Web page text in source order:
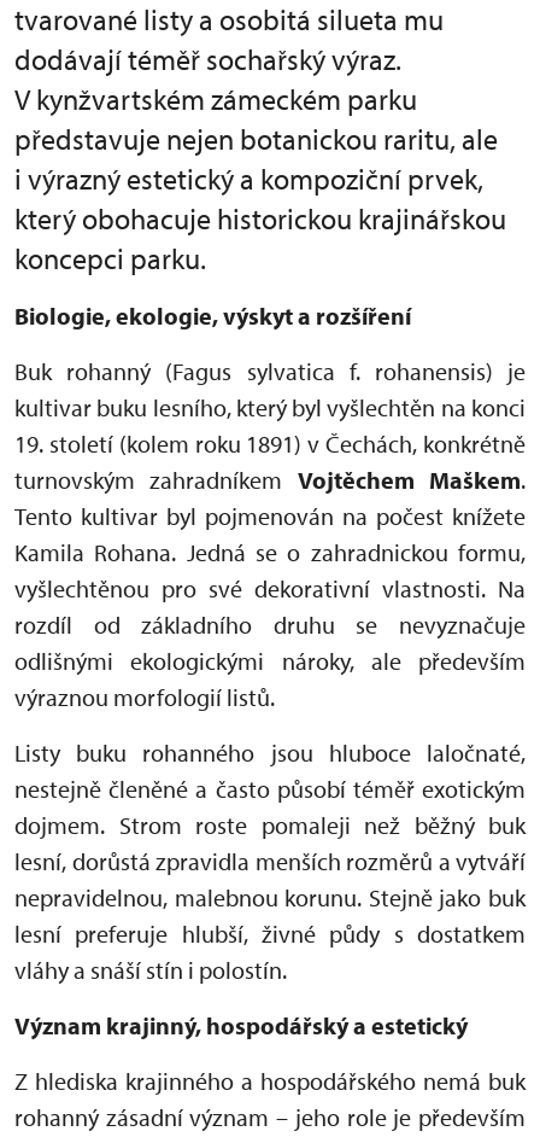
tvarované listy a osobitá silueta mu
dodávají téměř sochařský výraz.
V kynžvartském zámeckém parku
představuje nejen botanickou raritu, ale
i výrazný estetický a kompoziční prvek,
který obohacuje historickou krajinářskou
koncepci parku.
Biologie, ekologie, výskyt a rozšíření
Buk rohanný (Fagus sylvatica f. rohanensis) je
kultivar buku lesního, který byl vyšlechtěn na konci
19. století (kolem roku 1891) v Čechách, konkrétně
turnovským zahradníkem Vojtěchem Maškem.
Tento kultivar byl pojmenován na počest knížete
Kamila Rohana. Jedná se o zahradnickou formu,
vyšlechtěnou pro své dekorativní vlastnosti. Na
rozdíl od základního druhu se nevyznačuje
odlišnými ekologickými nároky, ale především
výraznou morfologií listů.
Listy buku rohanného jsou hluboce laločnaté,
nestejně členěné a často působí téměř exotickým
dojmem. Strom roste pomaleji než běžný buk
lesní, dorůstá zpravidla menších rozměrů a vytváří
nepravidelnou, malebnou korunu. Stejně jako buk
lesní preferuje hlubší, živné půdy s dostatkem
vláhy a snáší stín i polostín.
Význam krajinný, hospodářský a estetický
Z hlediska krajinného a hospodářského nemá buk
rohanný zásadní význam – jeho role je především